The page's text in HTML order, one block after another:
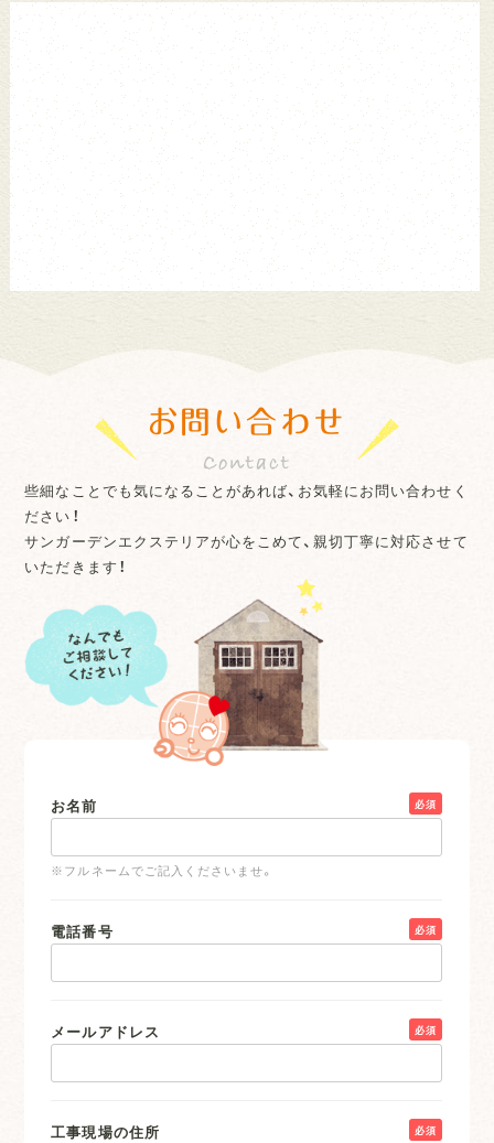
お問い合わせ
些細なことでも気になることがあれば、お気軽にお問い合わせく
ださい！
サンガーデンエクステリアが心をこめて、親切丁寧に対応させて
いただきます！
お名前 必須
※フルネームでご記入くださいませ。
電話番号 必須
メールアドレス 必須
工事現場の住所 必須